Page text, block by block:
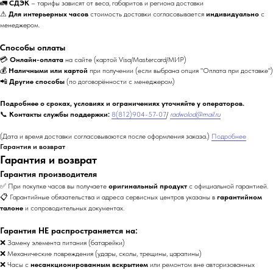
🚛 СДЭК – тарифы зависят от веса, габаритов и региона доставки
⚠ Для интерьерных часов стоимость доставки согласовывается индивидуально с
менеджером.
Способы оплаты
💳 Онлайн-оплата на сайте (картой Visa/Mastercard/МИР)
💰 Наличными или картой при получении (если выбрана опция "Оплата при доставке")
📲 Другие способы (по договорённости с менеджером)
Подробнее о сроках, условиях и ограничениях уточняйте у операторов.
📞 Контакты службы поддержки: 8(812)904-57-07/ radwolod@mail.ru
(Дата и время доставки согласовываются после оформления заказа.) Подробнее
Гарантия и возврат
Гарантия и возврат
Гарантия производителя
✅ При покупке часов вы получаете оригинальный продукт с официальной гарантией.
📋 Гарантийные обязательства и адреса сервисных центров указаны в гарантийном
талоне и сопроводительных документах.
Гарантия НЕ распространяется на:
❌ Замену элемента питания (батарейки)
❌ Механические повреждения (удары, сколы, трещины, царапины)
❌ Часы с несанкционированным вскрытием или ремонтом вне авторизованных